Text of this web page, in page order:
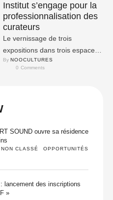
Institut s’engage pour la
professionnalisation des
curateurs
Le vernissage de trois
expositions dans trois espaces
différents de Ouagadougou, les
By NOOCULTURES
0 Comments
SOUND ouvre sa résidence
NON CLASSÉ
OPPORTUNITÉS
lancement des inscriptions
»